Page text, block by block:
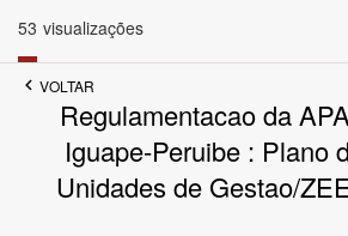
Povo Indígena
53 visualizações
VOLTAR
Regulamentacao da
Iguape-Peruibe : Plano
Unidades de Gestao/